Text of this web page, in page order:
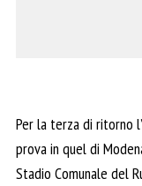
Per la terza di ritorno
prova in quel di
Stadio Comunale del